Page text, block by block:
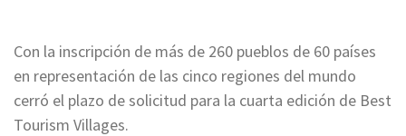
Con la inscripción de más de 260 pueblos de 60 países
en representación de las cinco regiones del mundo
cerró el plazo de solicitud para la cuarta edición de Best
Tourism Villages.